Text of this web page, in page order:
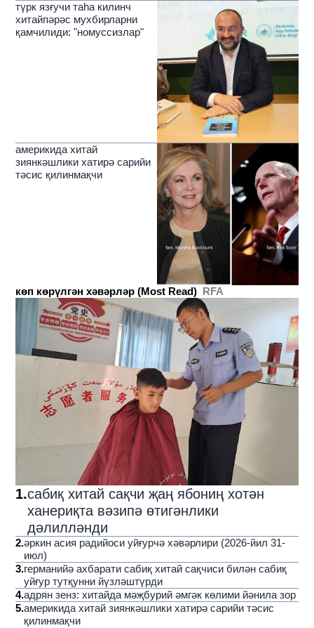
түрк язғучи таһа килинч
хитайпәрәс мухбирларни
қамчилиди: "номуссизлар"
америкида хитай
зиянкәшлики хатирә сарийи
тәсис қилинмақчи
көп көрүлгән хәвәрләр (Most Read) RFA
1.сабиқ хитай сақчи җаң ябониң хотән
ханериқта вәзипә өтигәнлики
дәлилләнди
2.әркин асия радийоси уйғурчә хәвәрлири (2026-йил 31-
июл)
3.германийә ахбарати сабиқ хитай сақчиси билән сабиқ
уйғур тутқунни йүзләштүрди
4.адрян зенз: хитайда мәҗбурий әмгәк көлими йәнила зор
5.америкида хитай зиянкәшлики хатирә сарийи тәсис
қилинмақчи